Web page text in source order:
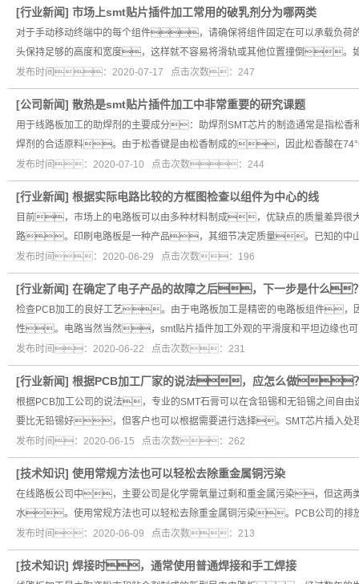
[行业新闻] 市场上smt贴片插件加工常用的破乳剂分为哪两类
对于手动移动终端中的每个组件，请确保将组件固定在可以承载负
头保持足够的高度和宽度，这样就不容易将滑轨或其他位置撞倒。
发布时间：2020-07-17 点击次数：247
[公司新闻] 散热是smt贴片插件加工中非常重要的研究课题
用于线路板加工的助焊剂的主要成分：助焊剂SMT芯片的制造通常是
焊剂的合适原料。由于松香键是由松香制成的，因此松香酸在
发布时间：2020-07-10 点击次数：244
[行业新闻] 根据实际电路比较的方框图检查以组件为中心的线
目前，市场上的电路板可以由多种材料制成，优缺点的质量差异
路。印刷电路板是一种产品，其细节决定质量。已知的中山
发布时间：2020-06-29 点击次数：196
[行业新闻] 在确定了电子产品的故障之后，下一步是什么
检查PCB加工的良好工艺。由于电路板加工是精密的电路板组件，
性。电路当然当然，smt贴片插件加工外观的平滑度和平坦边缘也
发布时间：2020-06-22 点击次数：231
[行业新闻] 根据PCB加工厂家的说法，应怎么做
根据PCB加工公司的说法，专业的SMT石膏可以在含铅锡和无铅锡之
要比无铅锡好，但客户也可以根据需要进行选择。SMT芯片插入处
发布时间：2020-06-15 点击次数：262
[技术知识] 使用常规方法也可以轻松去除重金属铜污染
在线路板公司中，主要公司是化学需氧量过剩和重金属污染，但这
水。使用常规方法也可以轻松去除重金属铜污染。PCB公司的
发布时间：2020-06-09 点击次数：213
[技术知识] 焊接时，通常使用普通焊接和手工焊接